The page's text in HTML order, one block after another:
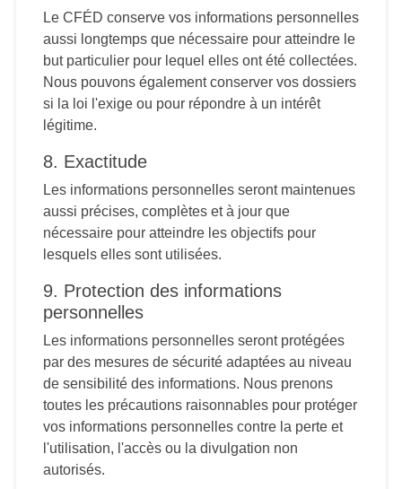
Le CFÉD conserve vos informations personnelles
aussi longtemps que nécessaire pour atteindre le
but particulier pour lequel elles ont été collectées.
Nous pouvons également conserver vos dossiers
si la loi l'exige ou pour répondre à un intérêt
légitime.
8. Exactitude
Les informations personnelles seront maintenues
aussi précises, complètes et à jour que
nécessaire pour atteindre les objectifs pour
lesquels elles sont utilisées.
9. Protection des informations
personnelles
Les informations personnelles seront protégées
par des mesures de sécurité adaptées au niveau
de sensibilité des informations. Nous prenons
toutes les précautions raisonnables pour protéger
vos informations personnelles contre la perte et
l'utilisation, l'accès ou la divulgation non
autorisés.